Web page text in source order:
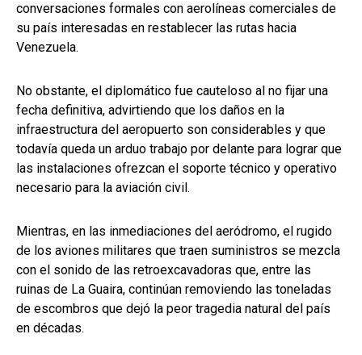
conversaciones formales con aerolíneas comerciales de
su país interesadas en restablecer las rutas hacia
Venezuela.
No obstante, el diplomático fue cauteloso al no fijar una
fecha definitiva, advirtiendo que los daños en la
infraestructura del aeropuerto son considerables y que
todavía queda un arduo trabajo por delante para lograr que
las instalaciones ofrezcan el soporte técnico y operativo
necesario para la aviación civil.
Mientras, en las inmediaciones del aeródromo, el rugido
de los aviones militares que traen suministros se mezcla
con el sonido de las retroexcavadoras que, entre las
ruinas de La Guaira, continúan removiendo las toneladas
de escombros que dejó la peor tragedia natural del país
en décadas.